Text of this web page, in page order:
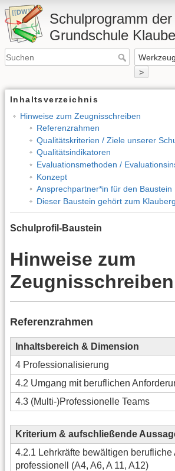
Schulprogramm der
Grundschule
>
Inhaltsverzeichnis
Hinweise zum Zeugnisschreiben
Referenzrahmen
Qualitätskriterien / Ziele unserer
Qualitätsindikatoren
Evaluationsmethoden /
Konzept
Ansprechpartner*in für den Baustein
Dieser Baustein gehört zum
Schulprofil-Baustein
Hinweise zum
Zeugnisschreiben
Referenzrahmen
Inhaltsbereich & Dimension
4 Professionalisierung
4.2 Umgang mit beruflichen
4.3 (Multi-)Professionelle Teams
Kriterium & aufschließende
4.2.1 Lehrkräfte bewältigen berufliche
professionell (A4, A6, A 11, A12)